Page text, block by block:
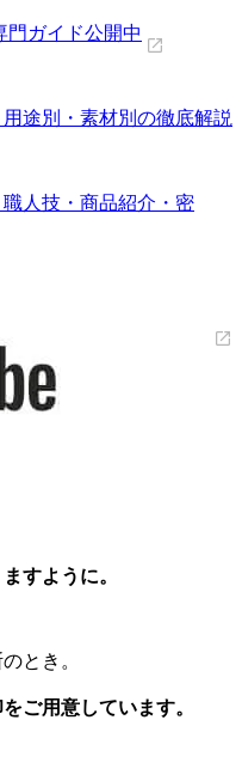
ガイド公開中
・素材別の徹底解説
・商品紹介・密
すように。
とき。
ご用意しています。